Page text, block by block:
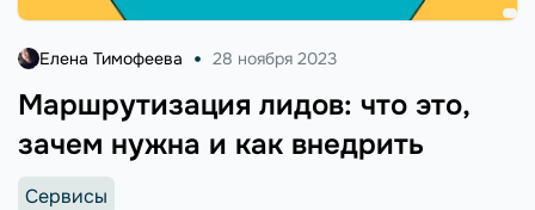
Маршрутизация лидов: что это,
зачем нужна и как внедрить
Елена Тимофеева 28 ноября 2023
Сервисы